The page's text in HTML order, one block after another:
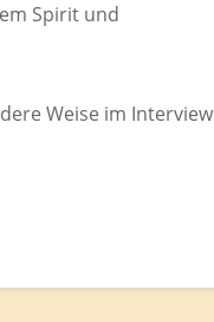
Spirit und
Weise im Interview